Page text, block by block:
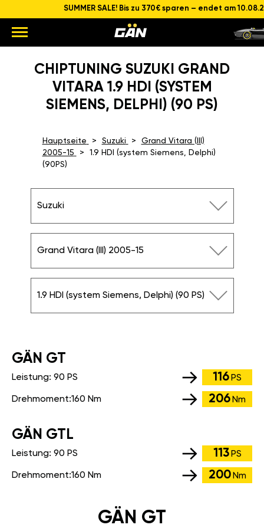
SUMMER SALE! Bis zu 370€ sparen – endet am
CHIPTUNING SUZUKI GRAND
VITARA 1.9 HDI (SYSTEM
SIEMENS, DELPHI) (90 PS)
Hauptseite Suzuki
Grand Vitara (III)
2005-15
1.9 HDI (system Siemens, Delphi)
(90PS)
Suzuki
Grand Vitara (III) 2005-15
1.9 HDI (system Siemens, Delphi) (90 PS)
GÄN GT
Leistung: 90 PS 116 PS
Drehmoment:160 Nm 206 Nm
GÄN GTL
Leistung: 90 PS 113 PS
Drehmoment:160 Nm 200 Nm
GÄN GT